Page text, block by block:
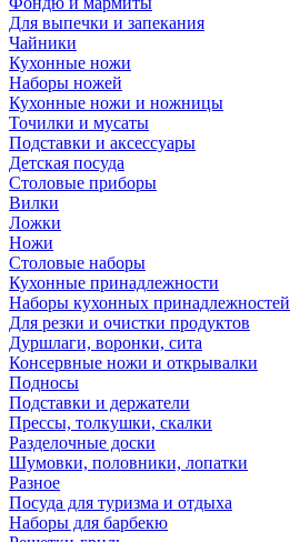
Для выпечки и запекания
Чайники
Кухонные ножи
Наборы ножей
Кухонные ножи и ножницы
Точилки и мусаты
Подставки и аксессуары
Детская посуда
Столовые приборы
Вилки
Ложки
Ножи
Столовые наборы
Кухонные принадлежности
Наборы кухонных принадлежностей
Для резки и очистки продуктов
Дуршлаги, воронки, сита
Консервные ножи и открывалки
Подносы
Подставки и держатели
Прессы, толкушки, скалки
Разделочные доски
Шумовки, половники, лопатки
Разное
Посуда для туризма и отдыха
Наборы для барбекю